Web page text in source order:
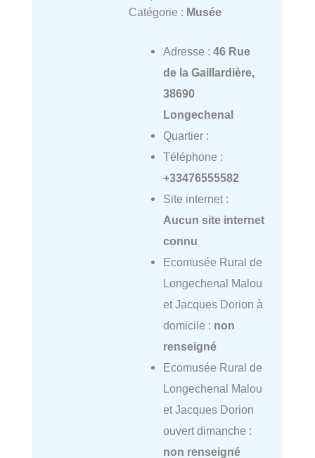
Catégorie : Musée
Adresse : 46 Rue
de la Gaillardière,
38690
Longechenal
Quartier :
Téléphone :
+33476555582
Site internet :
Aucun site internet
connu
Ecomusée Rural de
Longechenal Malou
et Jacques Dorion à
domicile : non
renseigné
Ecomusée Rural de
Longechenal Malou
et Jacques Dorion
ouvert dimanche :
non renseigné